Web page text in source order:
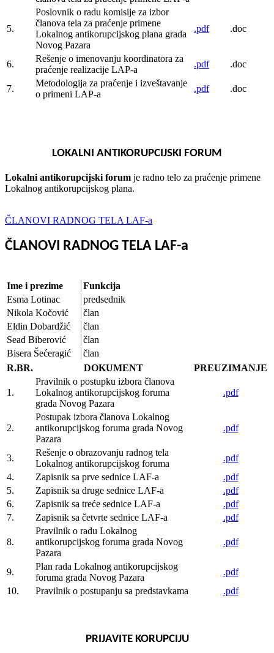
5.
Poslovnik o radu komisije za izbor
članova tela za praćenje primene
Lokalnog antikorupcijskog plana grada
Novog Pazara
.pdf .doc
6.
Rešenje o imenovanju koordinatora za
praćenje realizacije LAP-a
.pdf .doc
7.
Metodologija za praćenje i izveštavanje
o primeni LAP-a
.pdf .doc
LOKALNI ANTIKORUPCIJSKI FORUM
Lokalni antikorupcijski forum je radno telo za praćenje primene
Lokalnog antikorupcijskog plana.
ČLANOVI RADNOG TELA LAF-а
ČLANOVI RADNOG TELA LAF-а
Ime i prezime
Funkcija
Esma Lotinac
predsednik
Nikola Kočović
član
Eldin Dobardžić
član
Sead Biberović
član
Bisera Šećeragić
član
R.BR.
DOKUMENT PREUZIMANJE
1.
Pravilnik o postupku izbora članova
Lokalnog antikorupcijskog foruma
grada Novog Pazara
.pdf
2.
Postupak izbora članova Lokalnog
antikorupcijskog foruma grada Novog
Pazara
.pdf
3.
Rešenje o obrazovanju radnog tela
Lokalnog antikorupcijskog foruma
.pdf
4.
Zapisnik sa prve sednice LAF-a
.pdf
5.
Zapisnik sa druge sednice LAF-a
.pdf
6.
Zapisnik sa treće sednice LAF-a
.pdf
7.
Zapisnik sa četvrte sednice LAF-a .pdf
8.
Pravilnik o radu Lokalnog
antikorupcijskog foruma grada Novog
Pazara
.pdf
9.
Plan rada Lokalnog antikorupcijskog
foruma grada Novog Pazara
.pdf
10.
Pravilnik o postupanju sa predstavkama .pdf
PRIJAVITE KORUPCIJU